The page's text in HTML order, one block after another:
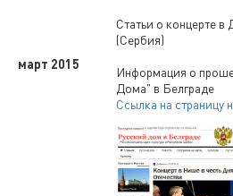
март 2015
Статьи о концерте
(Сербия)
Информация о
Дома" в Белграде
Ссылка на страницу